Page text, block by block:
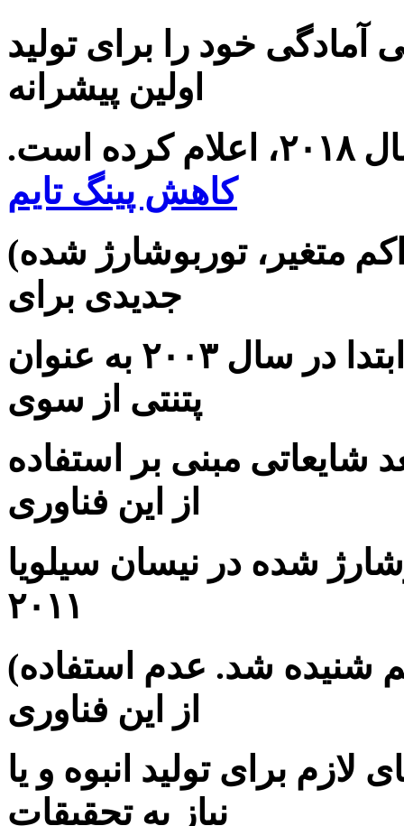
آمادگی خود را برای تولید
اولین پیشرانه
است.
کاهش پینگ تایم
(تراکم متغیر، توربوشارژ شده) نام گرفته‌ است، از فناوری
جدیدی برای
شاتون استفاده شده است که ابتدا در سال ۲۰۰۳ به عنوان
پتنتی از سوی
شایعاتی مبنی بر استفاده
از این فناوری
شده در نیسان سیلویا
۲۰۱۱
(پیشرانه معروف کاهش پینگ تایم شنیده شد. عدم استفاده
از این فناوری
لازم برای تولید انبوه و یا
نیاز به تحقیقات